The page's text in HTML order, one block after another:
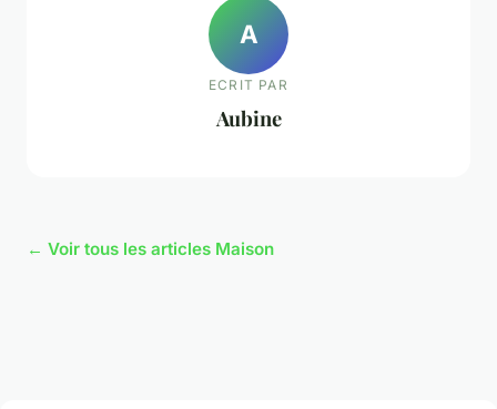
A
ECRIT PAR
Aubine
← Voir tous les articles Maison